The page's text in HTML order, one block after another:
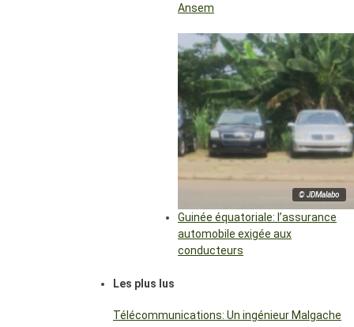
Ansem
© JDMalabo
Guinée équatoriale: l’assurance
automobile exigée aux
conducteurs
Les plus lus
Télécommunications: Un ingénieur Malgache